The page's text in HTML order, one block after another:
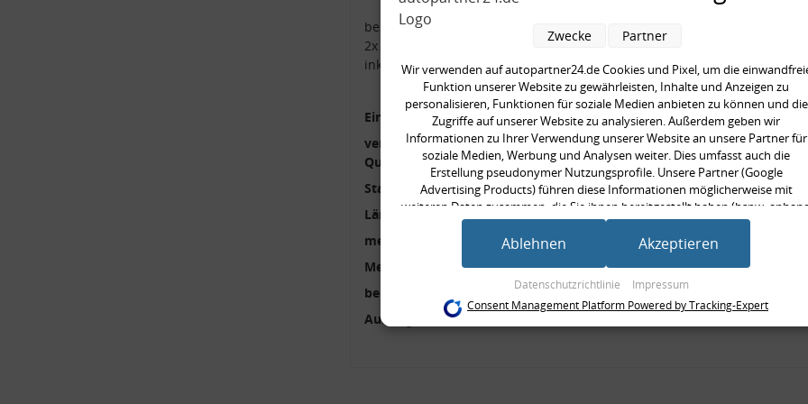
bestehend aus:
2x Koppelstange, verstärkt
inkl. Montagezubehör
Einbauseite:
Hinterachse beidseitig
verstärkte Ausführung:
Qualität:
HPS standard
Stange/Strebe:
Koppelstange
Länge [mm]:
mehrteilig:
zweiteilig
Mengeneinheit:
Satz
benötigte Stückzahl:
1
Außengewinde [mm]:
Wir verwenden auf autopartner24.de Cookies und Pixel, um die
Funktion unserer Website zu gewährleisten, Inhalte und Anzeigen zu
personalisieren, Funktionen für soziale Medien anbieten zu können und die
Zugriffe auf unserer Website zu analysieren. Außerdem geben wir
Informationen zu Ihrer Verwendung unserer Website an unsere Partner für
soziale Medien, Werbung und Analysen weiter. Dies umfasst auch die
Erstellung pseudonymer Nutzungsprofile. Unsere Partner (Google
Advertising Products) führen diese Informationen möglicherweise mit
weiteren Daten zusammen, die Sie ihnen bereitgestellt haben (bspw.
eines persönlichen Accounts) oder welche sie im Rahmen Ihrer Nutzung der
Dienste gesammelt haben (bspw. Nutzungsdaten anderer Geräte). Ihre
Einwilligung zur Nutzung von Cookies und Pixeln können Sie jederzeit
dort die entsprechenden Anpassungen vornehmen.
Zwecke der Datenverarbeitung durch unsere Partner:
Datenschutzrichtlinie Impressum
Zwecke Partner
Ablehnen Akzeptieren
Consent Management Platform Powered by Tracking-Expert